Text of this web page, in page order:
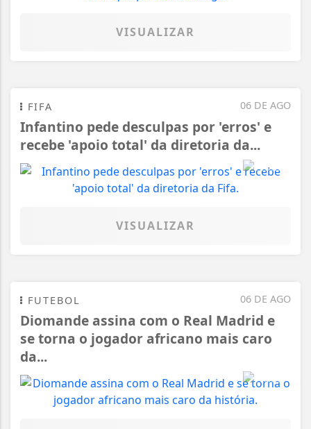
VISUALIZAR
06 DE AGO
FIFA
Infantino pede desculpas por 'erros' e
recebe 'apoio total' da diretoria da...
VISUALIZAR
06 DE AGO
FUTEBOL
Diomande assina com o Real Madrid e
se torna o jogador africano mais caro
da...